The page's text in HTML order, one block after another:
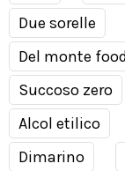
Due sorelle
Del monte
Succoso zero
Alcol etilico
Dimarino